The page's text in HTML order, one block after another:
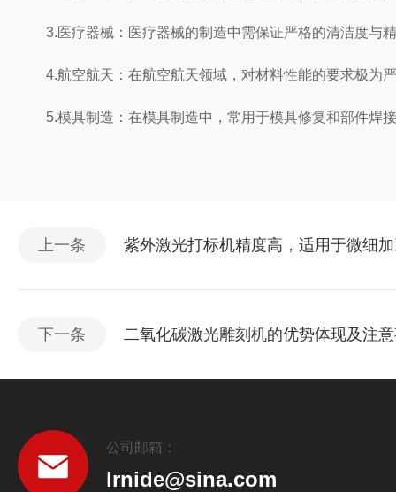
3.医疗器械：医疗器械的制造中需保证严格的清洁度与
4.航空航天：在航空航天领域，对材料性能的要求极为
5.模具制造：在模具制造中，常用于模具修复和部件焊
上一条 紫外激光打标机精度高，适用于微细
下一条 二氧化碳激光雕刻机的优势体现及注
公司邮箱：
lrnide@sina.com